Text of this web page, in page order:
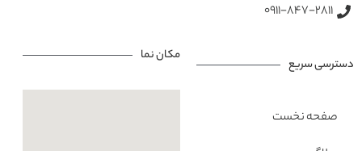
0911-847-2811
دسترسی سریع
صفحه نخست
مکان نما